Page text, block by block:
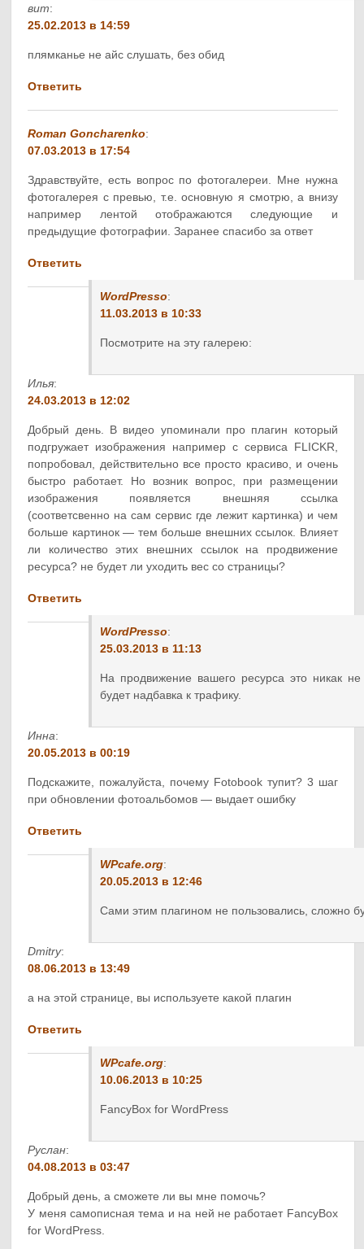
вит:
25.02.2013 в 14:59
плямканье не айс слушать, без обид
Ответить
Roman Goncharenko:
07.03.2013 в 17:54
Здравствуйте, есть вопрос по фотогалереи. Мне нужна
фотогалерея с превью, т.е. основную я смотрю, а внизу
например лентой отображаются следующие и
предыдущие фотографии. Заранее спасибо за ответ
Ответить
WordPresso:
11.03.2013 в 10:33
Посмотрите на эту галерею:
Илья:
24.03.2013 в 12:02
Добрый день. В видео упоминали про плагин который
подгружает изображения например с сервиса FLICKR,
попробовал, действительно все просто красиво, и очень
быстро работает. Но возник вопрос, при размещении
изображения появляется внешняя ссылка
(соответсвенно на сам сервис где лежит картинка) и чем
больше картинок — тем больше внешних ссылок. Влияет
ли количество этих внешних ссылок на продвижение
ресурса? не будет ли уходить вес со страницы?
Ответить
WordPresso:
25.03.2013 в 11:13
На продвижение вашего ресурса это никак
будет надбавка к трафику.
Инна:
20.05.2013 в 00:19
Подскажите, пожалуйста, почему Fotobook тупит? 3 шаг
при обновлении фотоальбомов — выдает ошибку
Ответить
WPcafe.org:
20.05.2013 в 12:46
Сами этим плагином не пользовались, сложно
Dmitry:
08.06.2013 в 13:49
а на этой странице, вы используете какой плагин
Ответить
WPcafe.org:
10.06.2013 в 10:25
FancyBox for WordPress
Руслан:
04.08.2013 в 03:47
Добрый день, а сможете ли вы мне помочь?
У меня самописная тема и на ней не работает FancyBox
for WordPress.